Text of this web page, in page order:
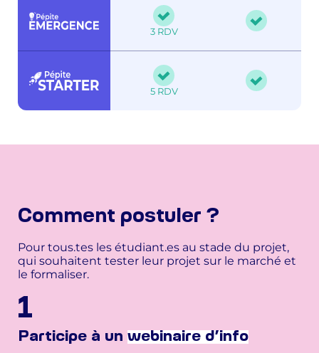
3 RDV
5 RDV
Comment postuler ?
Pour tous.tes les étudiant.es au stade du projet,
qui souhaitent tester leur projet sur le marché et
le formaliser.
1
Participe à un webinaire d’info